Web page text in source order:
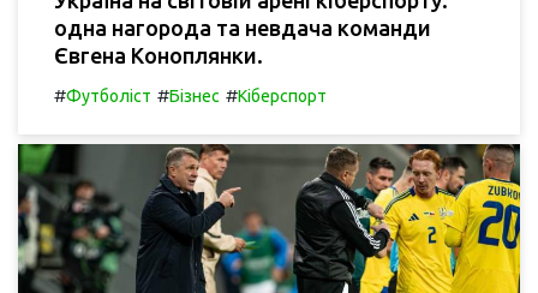
одна нагорода та невдача команди
Євгена Коноплянки.
#Футболіст #Бізнес #Кіберспорт